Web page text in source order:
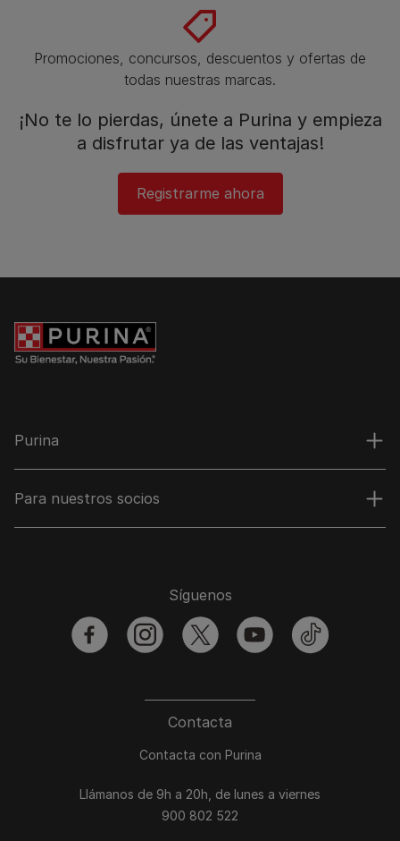
Promociones, concursos, descuentos y ofertas de
todas nuestras marcas.​
¡No te lo pierdas, únete a Purina y empieza
a disfrutar ya de las ventajas!​
Registrarme ahora
Purina
Para nuestros socios
Contacta
Contacta con Purina
Llámanos de 9h a 20h, de lunes a viernes
900 802 522
Síguenos
facebookinstagramtwitter youtubetiktok